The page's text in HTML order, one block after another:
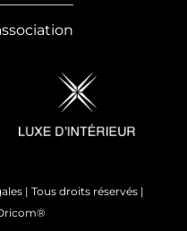
| Tous droits réservés |